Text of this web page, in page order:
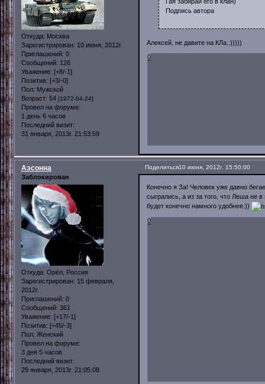
Откуда: Москва
Зарегистрирован: 10 июня, 2012г.
Приглашений: 0
Сообщений: 126
Уважение: [+8/-1]
Позитив: [+3/-0]
Пол: Мужской
Возраст: 54 [1972-04-24]
Провел на форуме:
1 день 6 часов
Последний визит:
31 января, 2013г. 21:53:59
Подпись автора
Алексей, не давите на КЛа..)))))
0
Поделиться10 июня, 2012г. 15:50:00
Аэсонна
Заблокирован
Откуда: Орёл, Россия
Зарегистрирован: 15 февраля,
2012г.
Приглашений: 0
Сообщений: 361
Уважение: [+17/-1]
Позитив: [+45/-3]
Пол: Женский
Провел на форуме:
3 дня 5 часов
Последний визит:
29 января, 2013г. 21:05:08
Конечно я За! Человек уже давно
сыгрались, а из за того, что Леша
будет конечно намного удобнее.))
0